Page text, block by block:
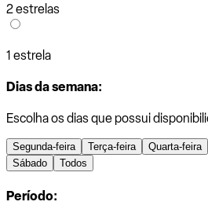
2 estrelas
1 estrela
Dias da semana:
Escolha os dias que possui
Segunda-feira Terça-feira Quarta-feira
Sábado
Todos
Período: